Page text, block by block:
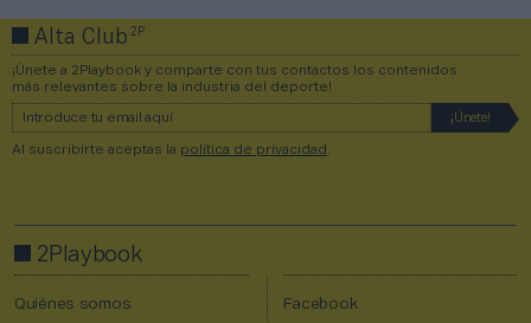
Alta Club2P
¡Únete a 2Playbook y comparte con tus contactos los contenidos
más relevantes sobre la industria del deporte!
Al suscribirte aceptas la política de privacidad
2Playbook
Quiénes somos Facebook